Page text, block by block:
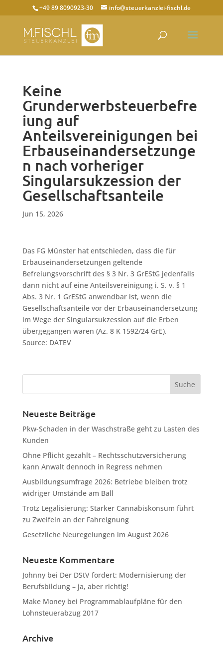
+49 89 8090923-30 info@steuerkanzlei-fischl.de
Keine
Grunderwerbsteuerbefre
iung auf
Anteilsvereinigungen bei
Erbauseinandersetzunge
n nach vorheriger
Singularsukzession der
Gesellschaftsanteile
Jun 15, 2026
Das FG Münster hat entschieden, dass die für
Erbauseinandersetzungen geltende
Befreiungsvorschrift des § 3 Nr. 3 GrEStG jedenfalls
dann nicht auf eine Anteilsvereinigung i. S. v. § 1
Abs. 3 Nr. 1 GrEStG anwendbar ist, wenn die
Gesellschaftsanteile vor der Erbauseinandersetzung
im Wege der Singularsukzession auf die Erben
übergegangen waren (Az. 8 K 1592/24 GrE).
Source: DATEV
Neueste Beiträge
Pkw-Schaden in der Waschstraße geht zu Lasten des
Kunden
Ohne Pflicht gezahlt – Rechtsschutzversicherung
kann Anwalt dennoch in Regress nehmen
Ausbildungsumfrage 2026: Betriebe bleiben trotz
widriger Umstände am Ball
Trotz Legalisierung: Starker Cannabiskonsum führt
zu Zweifeln an der Fahreignung
Gesetzliche Neuregelungen im August 2026
Neueste Kommentare
Johnnybei Der DStV fordert: Modernisierung der
Berufsbildung – ja, aber richtig!
Make Moneybei Programmablaufpläne für den
Lohnsteuerabzug 2017
Archive